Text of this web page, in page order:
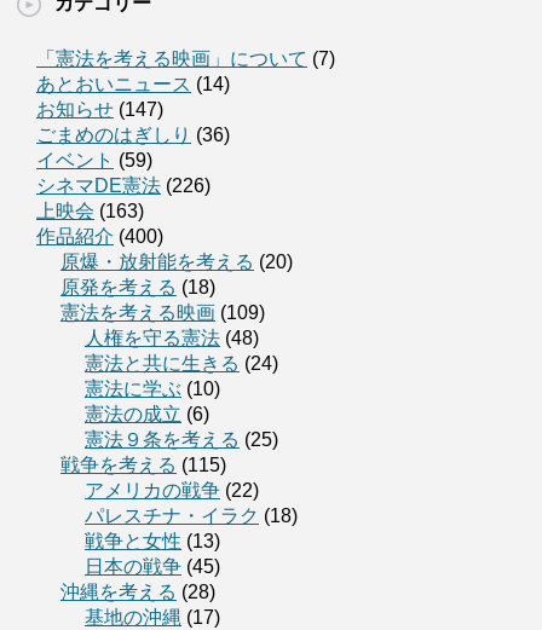
「憲法を考える映画」について (7)
あとおいニュース (14)
お知らせ (147)
ごまめのはぎしり (36)
イベント (59)
シネマDE憲法 (226)
上映会 (163)
作品紹介 (400)
原爆・放射能を考える (20)
原発を考える (18)
憲法を考える映画 (109)
人権を守る憲法 (48)
憲法と共に生きる (24)
憲法に学ぶ (10)
憲法の成立 (6)
憲法９条を考える (25)
戦争を考える (115)
アメリカの戦争 (22)
パレスチナ・イラク (18)
戦争と女性 (13)
日本の戦争 (45)
沖縄を考える (28)
基地の沖縄 (17)